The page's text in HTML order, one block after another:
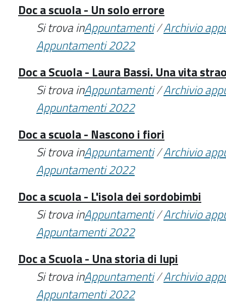
Doc a scuola - Un solo errore
Si trova inAppuntamenti/Archivio
Appuntamenti 2022
Doc a Scuola - Laura Bassi. Una vita
Si trova inAppuntamenti/Archivio
Appuntamenti 2022
Doc a scuola - Nascono i fiori
Si trova inAppuntamenti/Archivio
Appuntamenti 2022
Doc a scuola - L'isola dei sordobimbi
Si trova inAppuntamenti/Archivio
Appuntamenti 2022
Doc a Scuola - Una storia di lupi
Si trova inAppuntamenti/Archivio
Appuntamenti 2022